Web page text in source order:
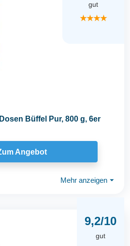
gut
★★★★
Büffel Pur, 800 g, 6er
Angebot
Mehr anzeigen ⏷
9,2/10
gut